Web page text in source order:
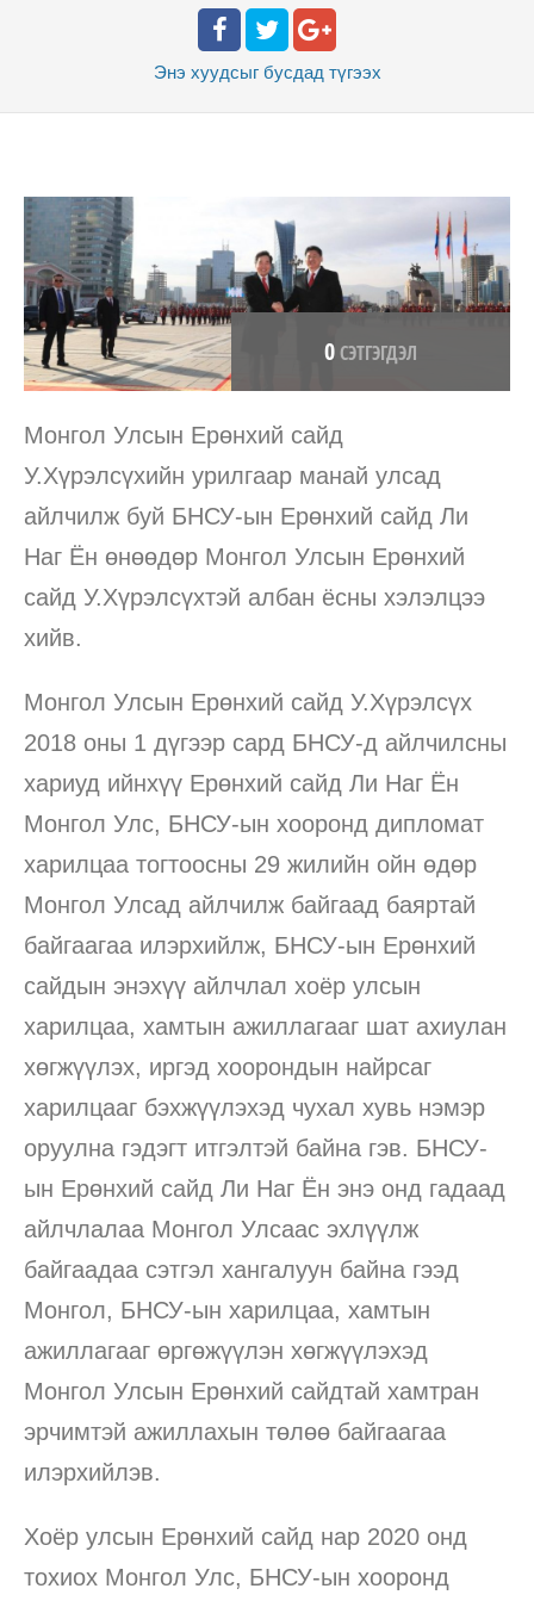
Энэ хуудсыг бусдад түгээх
0СЭТГЭГДЭЛ
Монгол Улсын Ерөнхий сайд
У.Хүрэлсүхийн урилгаар манай улсад
айлчилж буй БНСУ-ын Ерөнхий сайд Ли
Наг Ён өнөөдөр Монгол Улсын Ерөнхий
сайд У.Хүрэлсүхтэй албан ёсны хэлэлцээ
хийв.
Монгол Улсын Ерөнхий сайд У.Хүрэлсүх
2018 оны 1 дүгээр сард БНСУ-д айлчилсны
хариуд ийнхүү Ерөнхий сайд Ли Наг Ён
Монгол Улс, БНСУ-ын хооронд дипломат
харилцаа тогтоосны 29 жилийн ойн өдөр
Монгол Улсад айлчилж байгаад баяртай
байгаагаа илэрхийлж, БНСУ-ын Ерөнхий
сайдын энэхүү айлчлал хоёр улсын
харилцаа, хамтын ажиллагааг шат ахиулан
хөгжүүлэх, иргэд хоорондын найрсаг
харилцааг бэхжүүлэхэд чухал хувь нэмэр
оруулна гэдэгт итгэлтэй байна гэв. БНСУ-
ын Ерөнхий сайд Ли Наг Ён энэ онд гадаад
айлчлалаа Монгол Улсаас эхлүүлж
байгаадаа сэтгэл хангалуун байна гээд
Монгол, БНСУ-ын харилцаа, хамтын
ажиллагааг өргөжүүлэн хөгжүүлэхэд
Монгол Улсын Ерөнхий сайдтай хамтран
эрчимтэй ажиллахын төлөө байгаагаа
илэрхийлэв.
Хоёр улсын Ерөнхий сайд нар 2020 онд
тохиох Монгол Улс, БНСУ-ын хооронд